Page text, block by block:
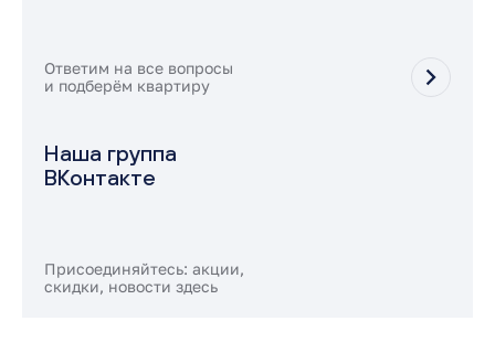
Ответим на все вопросы
и подберём квартиру
Наша группа
ВКонтакте
Присоединяйтесь: акции,
скидки, новости здесь